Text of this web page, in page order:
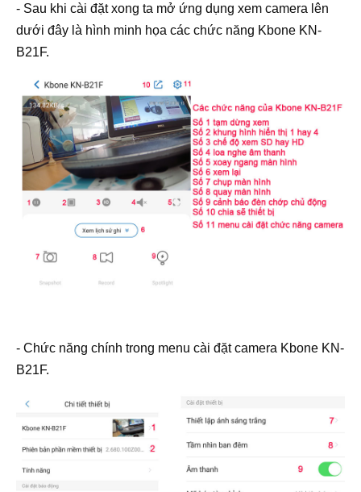
- Sau khi cài đặt xong ta mở ứng dụng xem camera lên
dưới đây là hình minh họa các chức năng Kbone KN-
B21F.
- Chức năng chính trong menu cài đặt camera Kbone KN-
B21F.